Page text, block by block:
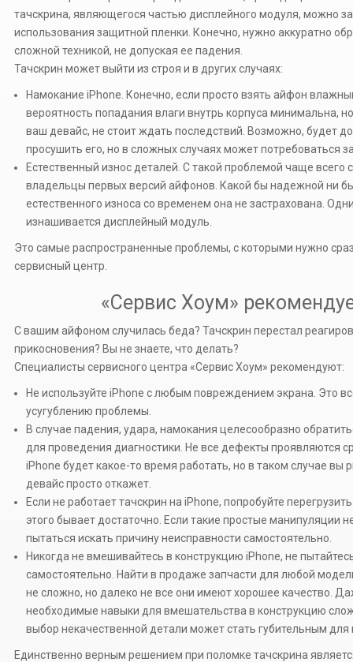
тачскрина, являющегося частью дисплейного модуля, можно
использования защитной пленки. Конечно, нужно аккуратно
сложной техникой, не допуская ее падения.
Тачскрин может выйти из строя и в других случаях:
Намокание iPhone. Конечно, если просто взять айфон
вероятность попадания влаги внутрь корпуса минимальна,
ваш девайс, не стоит ждать последствий. Возможно, будет
просушить его, но в сложных случаях может потребоваться
Естественный износ деталей. С такой проблемой чаще всего
владельцы первых версий айфонов. Какой бы надежной ни
естественного износа со временем она не застрахована.
изнашивается дисплейный модуль.
Это самые распространенные проблемы, с которыми нужно
сервисный центр.
«Сервис Хоум»
С вашим айфоном случилась беда? Тачскрин перестал
прикосновения? Вы не знаете, что делать?
Специалисты сервисного центра «Сервис Хоум» рекомендуют:
Не используйте iPhone с любым повреждением экрана. Это
усугублению проблемы.
В случае падения, удара, намокания целесообразно
для проведения диагностики. Не все дефекты проявляются
iPhone будет какое-то время работать, но в таком случае вы
девайс просто откажет.
Если не работает тачскрин на iPhone, попробуйте
этого бывает достаточно. Если такие простые манипуляции
пытаться искать причину неисправности самостоятельно.
Никогда не вмешивайтесь в конструкцию iPhone, не
самостоятельно. Найти в продаже запчасти для любой
не сложно, но далеко не все они имеют хорошее качество.
необходимые навыки для вмешательства в конструкцию
выбор некачественной детали может стать губительным для
Единственно верным решением при поломке тачскрина